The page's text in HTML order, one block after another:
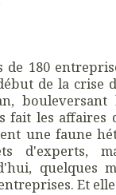
de 180
de la crise
fait les affaires
une faune
d'experts,
quelques
Et